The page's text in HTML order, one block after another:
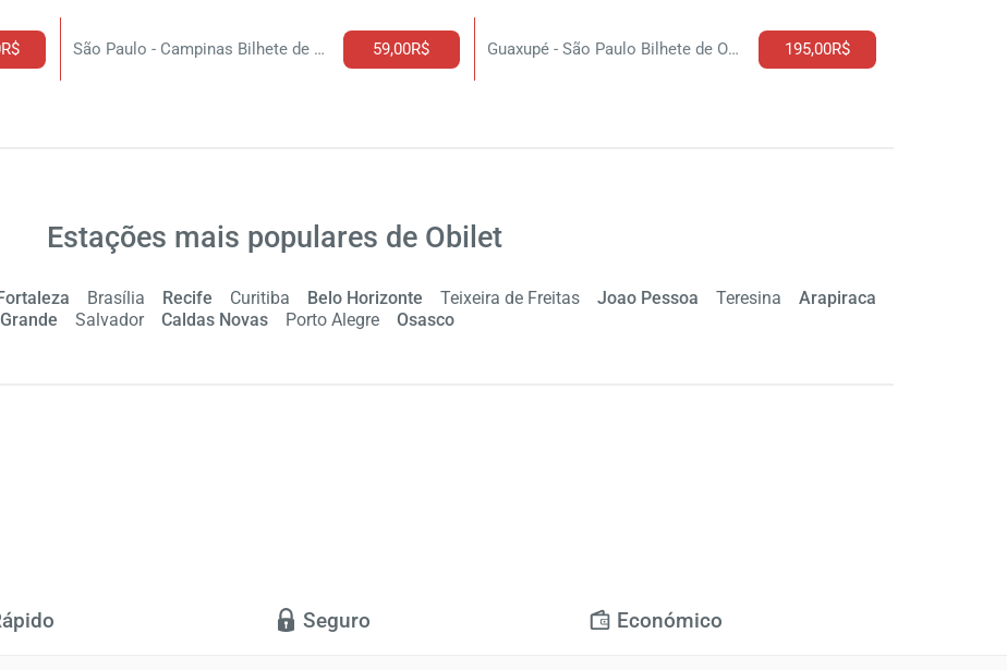
São Paulo - Campinas Bilhete de Onibus 59,00R$ Guaxupé - São Paulo Bilhete de Onibus 195,00R$
Estações mais populares de Obilet
Brasília Recife Curitiba Belo Horizonte Teixeira de Freitas Joao Pessoa Teresina
Arapiraca
Salvador Caldas Novas Porto Alegre Osasco
Seguro Económico